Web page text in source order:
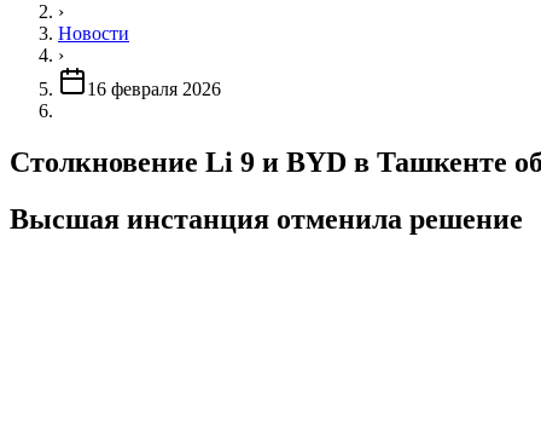
›
Новости
›
16 февраля 2026
Столкновение Li 9 и BYD в Ташкенте
Высшая инстанция отменила решение